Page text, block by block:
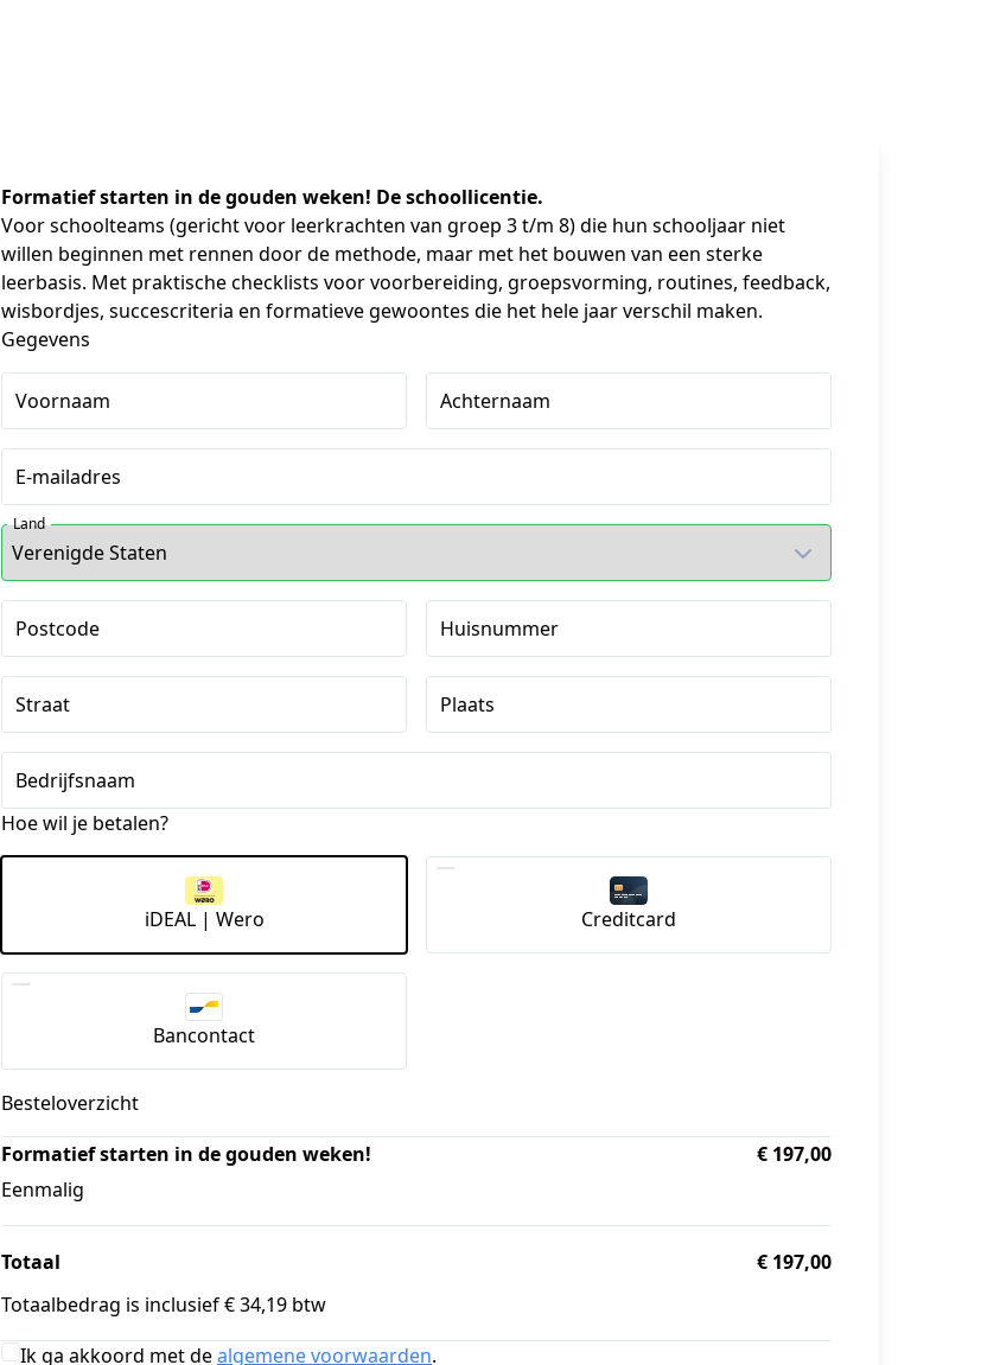
Formatief starten in de gouden weken! De schoollicentie.
Voor schoolteams (gericht voor leerkrachten van groep 3 t/m 8) die hun schooljaar niet
willen beginnen met rennen door de methode, maar met het bouwen van een sterke
leerbasis. Met praktische checklists voor voorbereiding, groepsvorming, routines, feedback,
wisbordjes, succescriteria en formatieve gewoontes die het hele jaar verschil maken.
Gegevens
Voornaam Achternaam
E-mailadres
Land
Postcode Huisnummer
Straat Plaats
Bedrijfsnaam
Hoe wil je betalen?
iDEAL | Wero Creditcard
Bancontact
Besteloverzicht
Formatief starten in de gouden weken!
Eenmalig
€ 197,00
Totaal
€ 197,00
Totaalbedrag is inclusief € 34,19 btw
Ik ga akkoord met dealgemene voorwaarden.